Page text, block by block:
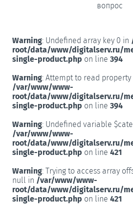
вопрос
Warning: Undefined array key 0 in
root/data/www/digitalserv.ru/
single-product.php on line 394
Warning: Attempt to read
/var/www/www-
root/data/www/digitalserv.ru/
single-product.php on line 394
Warning: Undefined variable
/var/www/www-
root/data/www/digitalserv.ru/
single-product.php on line 421
Warning: Trying to access array
null in /var/www/www-
root/data/www/digitalserv.ru/
single-product.php on line 421